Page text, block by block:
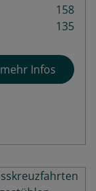
158
135
mehr Infos